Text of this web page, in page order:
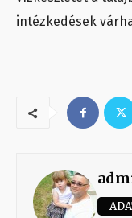
intézkedések